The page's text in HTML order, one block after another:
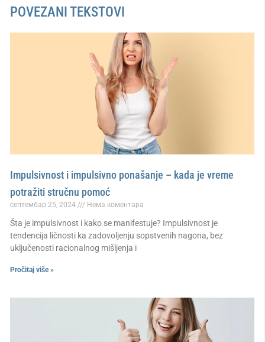
POVEZANI TEKSTOVI
Impulsivnost i impulsivno ponašanje – kada je vreme
potražiti stručnu pomoć
септембар 25, 2024 Нема коментара
Šta je impulsivnost i kako se manifestuje? Impulsivnost je
tendencija ličnosti ka zadovoljenju sopstvenih nagona, bez
uključenosti racionalnog mišljenja i
Pročitaj više »